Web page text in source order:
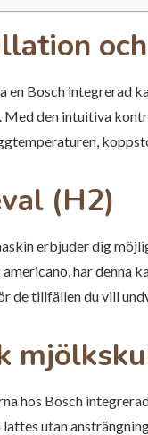
en Bosch integrerad
den intuitiva
(H2)
erbjuder dig
har
de tillfällen du vill
hos Bosch
utan